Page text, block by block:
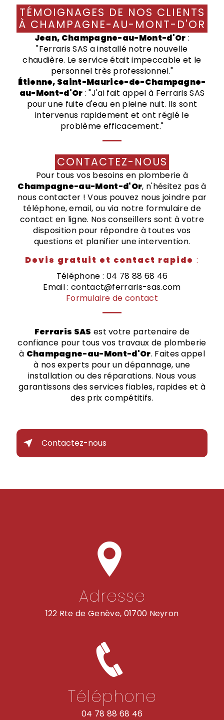
TÉMOIGNAGES DE NOS CLIENTS
À CHAMPAGNE-AU-MONT-D'OR
Jean, Champagne-au-Mont-d'Or :
"Ferraris SAS a installé notre nouvelle
chaudière. Le service était impeccable et le
personnel très professionnel."
Étienne, Saint-Maurice-de-Champagne-
au-Mont-d'Or : "J'ai fait appel à Ferraris SAS
pour une fuite d'eau en pleine nuit. Ils sont
intervenus rapidement et ont réglé le
problème efficacement."
CONTACTEZ-NOUS
Pour tous vos besoins en plomberie à
Champagne-au-Mont-d'Or, n'hésitez pas à
nous contacter ! Vous pouvez nous joindre par
téléphone, email, ou via notre formulaire de
contact en ligne. Nos conseillers sont à votre
disposition pour répondre à toutes vos
questions et planifier une intervention.
Devis gratuit et contact rapide :
Téléphone : 04 78 88 68 46
Email : contact@ferraris-sas.com
Formulaire de contact
Ferraris SAS est votre partenaire de
confiance pour tous vos travaux de plomberie
à Champagne-au-Mont-d'Or. Faites appel
à nos experts pour un dépannage, une
installation ou des réparations. Nous vous
garantissons des services fiables, rapides et à
des prix compétitifs.
Contactez-nous
Adresse
122 Rte de Genève, 01700 Neyron
Téléphone
04 78 88 68 46